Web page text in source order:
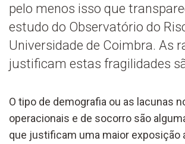
pelo menos isso que
estudo do Observatório do
Universidade de Coimbra. As
justificam estas fragilidades
O tipo de demografia ou as lacunas
operacionais e de socorro são
que justificam uma maior exposição